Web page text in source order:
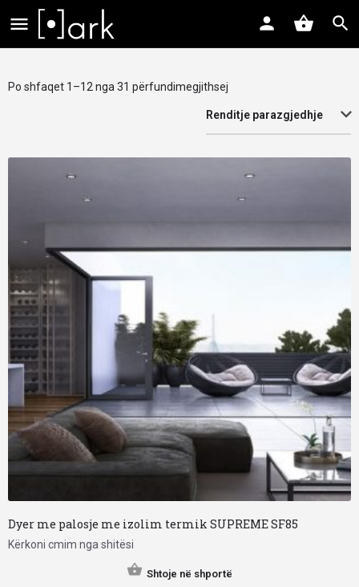
Po shfaqet 1–12 nga 31 përfundimegjithsej
Renditje parazgjedhje
Dyer me palosje me izolim termik SUPREME SF85
Kërkoni cmim nga shitësi
Shtoje në shportë